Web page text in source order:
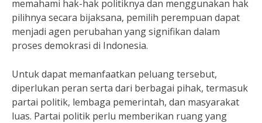
memahami hak-hak politiknya dan menggunakan hak
pilihnya secara bijaksana, pemilih perempuan dapat
menjadi agen perubahan yang signifikan dalam
proses demokrasi di Indonesia.
Untuk dapat memanfaatkan peluang tersebut,
diperlukan peran serta dari berbagai pihak, termasuk
partai politik, lembaga pemerintah, dan masyarakat
luas. Partai politik perlu memberikan ruang yang